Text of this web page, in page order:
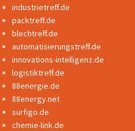
industrietreff.de
packtreff.de
blechtreff.de
automatisierungstreff.de
innovations-intelligenz.de
logistiktreff.de
88energie.de
88energy.net
surfigo.de
chemie-link.de